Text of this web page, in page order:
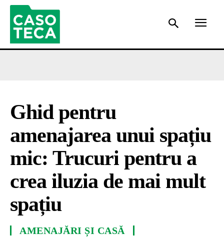
Ghid pentru
amenajarea unui spațiu
mic: Trucuri pentru a
crea iluzia de mai mult
spațiu
AMENAJĂRI ȘI CASĂ